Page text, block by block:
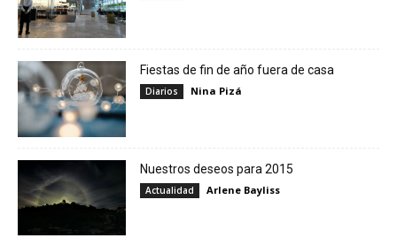
Fiestas de fin de año fuera de casa
Diarios Nina Pizá
Nuestros deseos para 2015
Actualidad Arlene Bayliss